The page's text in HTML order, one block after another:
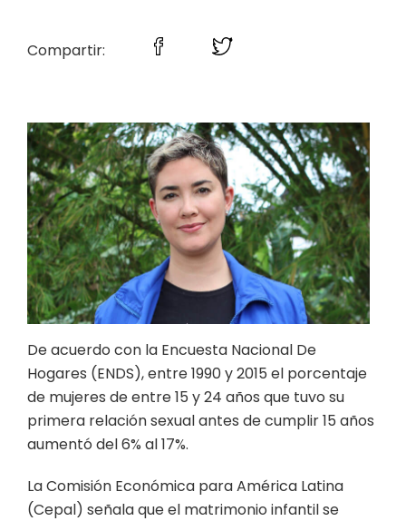
Compartir:
De acuerdo con la Encuesta Nacional De
Hogares (ENDS), entre 1990 y 2015 el porcentaje
de mujeres de entre 15 y 24 años que tuvo su
primera relación sexual antes de cumplir 15 años
aumentó del 6% al 17%.
La Comisión Económica para América Latina
(Cepal) señala que el matrimonio infantil se